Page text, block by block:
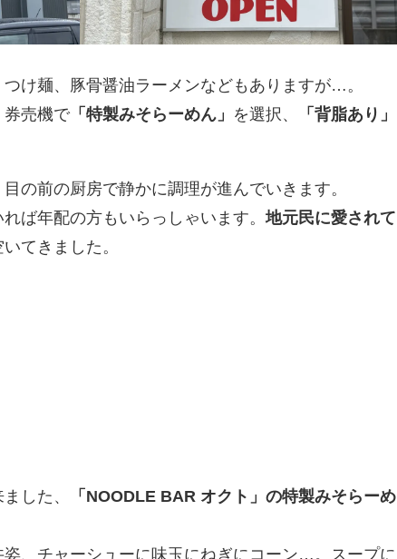
つけ麺、豚骨醤油ラーメンなどもありますが…。
券売機で「特製みそらーめん」 を選択、
「背脂あり」
の前の厨房で静かに調理が進んでいきます。
れば年配の方もいらっしゃいます。地元民に愛されて
てきました。
した、
「NOODLE BAR オクト」の特製みそらーめ
、チャーシューに味玉にねぎにコーン…。スープに